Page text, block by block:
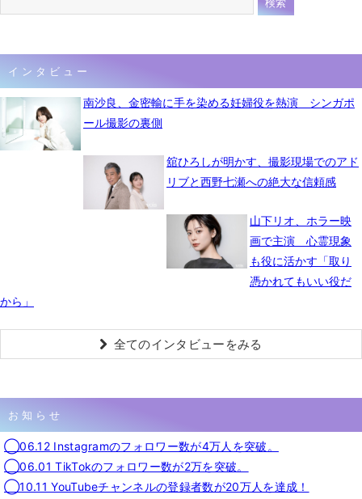
インタビュー
南沙良、金密輸に手を染める妊婦役を熱演 シンガポ
ール撮影の裏側
舘ひろしが明かす、撮影現場でのアド
リブと西野七瀬への絶大な信頼感
山下リオ、ホラー映
画で主演 心霊現象
も役に活かす「取り
憑かれてもいい役だ
から」
全てのインタビューをみる
お知らせ
◯06.12 Instagramのフォロワー数が4万人を突破。
◯06.01 TikTokのフォロワー数が2万を突破。
◯10.11 YouTubeチャンネルの登録者数が20万人を達成！